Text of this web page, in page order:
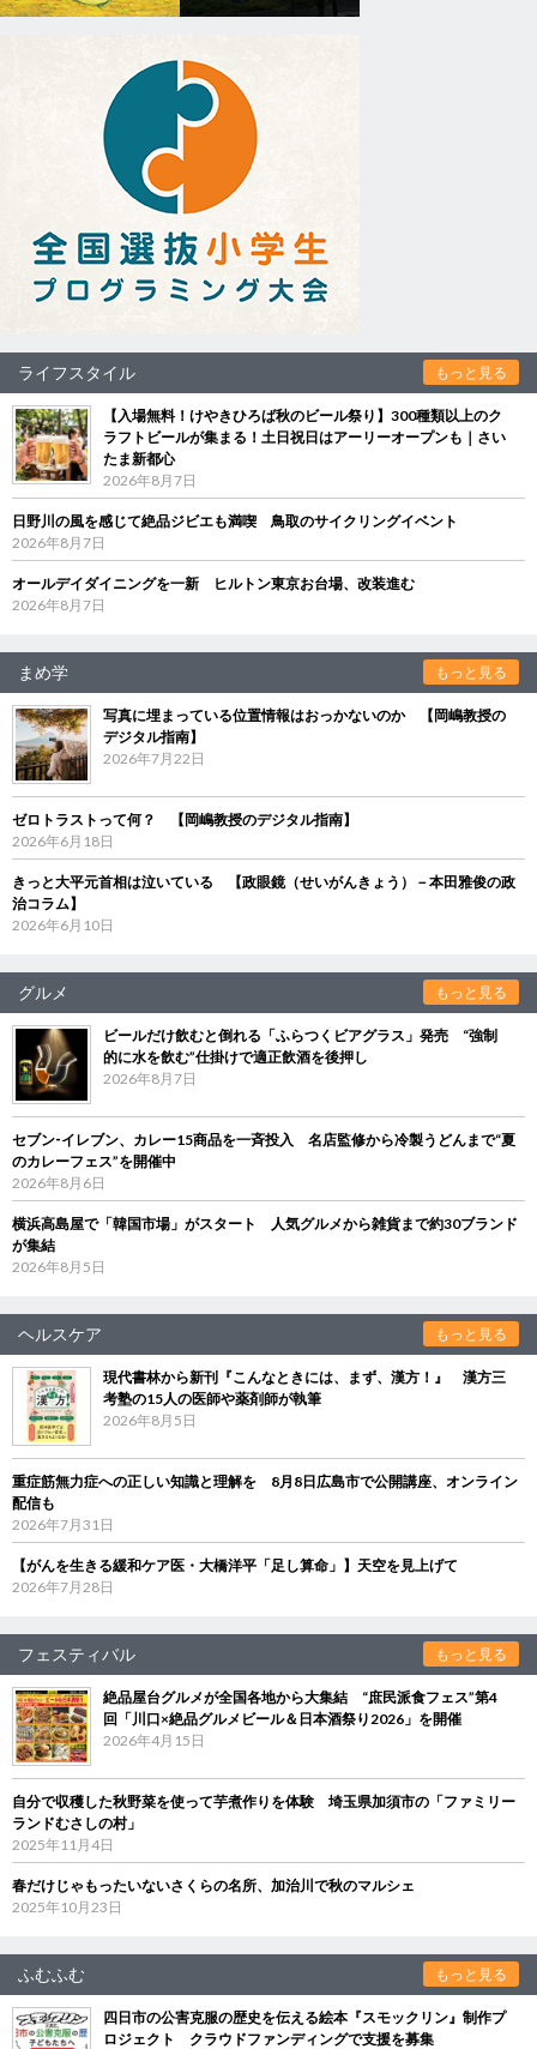
ライフスタイル もっと見る
【入場無料！けやきひろば秋のビール祭り】300種類以上のク
ラフトビールが集まる！土日祝日はアーリーオープンも｜さい
たま新都心
2026年8月7日
日野川の風を感じて絶品ジビエも満喫 鳥取のサイクリングイベント
2026年8月7日
オールデイダイニングを一新 ヒルトン東京お台場、改装進む
2026年8月7日
まめ学 もっと見る
写真に埋まっている位置情報はおっかないのか 【岡嶋教授の
デジタル指南】
2026年7月22日
ゼロトラストって何？ 【岡嶋教授のデジタル指南】
2026年6月18日
きっと大平元首相は泣いている 【政眼鏡（せいがんきょう）－本田雅俊の政
治コラム】
2026年6月10日
グルメ もっと見る
ビールだけ飲むと倒れる「ふらつくビアグラス」発売 “強制
的に水を飲む”仕掛けで適正飲酒を後押し
2026年8月7日
セブン‐イレブン、カレー15商品を一斉投入 名店監修から冷製うどんまで“夏
のカレーフェス”を開催中
2026年8月6日
横浜高島屋で「韓国市場」がスタート 人気グルメから雑貨まで約30ブランド
が集結
2026年8月5日
ヘルスケア もっと見る
現代書林から新刊『こんなときには、まず、漢方！』 漢方三
考塾の15人の医師や薬剤師が執筆
2026年8月5日
重症筋無力症への正しい知識と理解を 8月8日広島市で公開講座、オンライン
配信も
2026年7月31日
【がんを生きる緩和ケア医・大橋洋平「足し算命」】天空を見上げて
2026年7月28日
フェスティバル もっと見る
絶品屋台グルメが全国各地から大集結 “庶民派食フェス”第4
回「川口×絶品グルメビール＆日本酒祭り2026」を開催
2026年4月15日
自分で収穫した秋野菜を使って芋煮作りを体験 埼玉県加須市の「ファミリー
ランドむさしの村」
2025年11月4日
春だけじゃもったいないさくらの名所、加治川で秋のマルシェ
2025年10月23日
ふむふむ もっと見る
四日市の公害克服の歴史を伝える絵本『スモックリン』制作プ
ロジェクト クラウドファンディングで支援を募集